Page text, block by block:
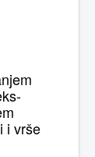
i vrše